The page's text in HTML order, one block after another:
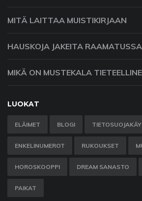
MITÄ LAITTAA MUISTIKIRJAAN
HAUSKOJA JAKEITA RAAMATUSSA
MIKÄ ON MUSTEKALA
LUOKAT
ELÄIMET BLOGI
ENKELINUMEROT RUKOUKSET
HOROSKOOPPI DREAM SANASTO
PAIKAT